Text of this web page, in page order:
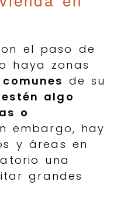
el paso de
haya zonas
de su
algo
o
embargo, hay
y áreas en
una
grandes